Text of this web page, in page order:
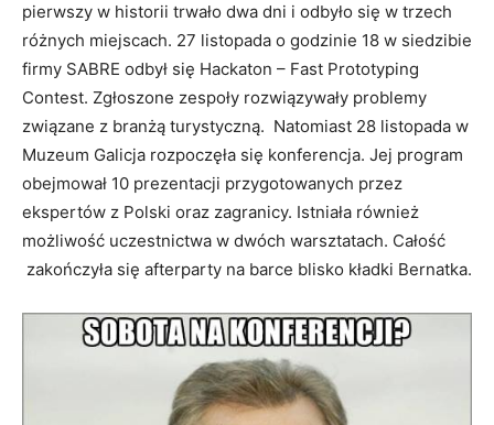
pierwszy w historii trwało dwa dni i odbyło się w trzech
różnych miejscach. 27 listopada o godzinie 18 w siedzibie
firmy SABRE odbył się Hackaton – Fast Prototyping
Contest. Zgłoszone zespoły rozwiązywały problemy
związane z branżą turystyczną. Natomiast 28 listopada w
Muzeum Galicja rozpoczęła się konferencja. Jej program
obejmował 10 prezentacji przygotowanych przez
ekspertów z Polski oraz zagranicy. Istniała również
możliwość uczestnictwa w dwóch warsztatach. Całość
zakończyła się afterparty na barce blisko kładki Bernatka.